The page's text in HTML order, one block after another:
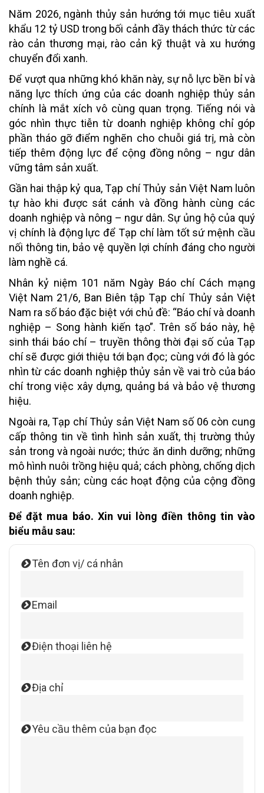
Năm 2026, ngành thủy sản hướng tới mục tiêu xuất
khẩu 12 tỷ USD trong bối cảnh đầy thách thức từ các
rào cản thương mại, rào cản kỹ thuật và xu hướng
chuyển đổi xanh.
Để vượt qua những khó khăn này, sự nỗ lực bền bỉ và
năng lực thích ứng của các doanh nghiệp thủy sản
chính là mắt xích vô cùng quan trọng. Tiếng nói và
góc nhìn thực tiễn từ doanh nghiệp không chỉ góp
phần tháo gỡ điểm nghẽn cho chuỗi giá trị, mà còn
tiếp thêm động lực để cộng đồng nông – ngư dân
vững tâm sản xuất.
Gần hai thập kỷ qua, Tạp chí Thủy sản Việt Nam luôn
tự hào khi được sát cánh và đồng hành cùng các
doanh nghiệp và nông – ngư dân. Sự ủng hộ của quý
vị chính là động lực để Tạp chí làm tốt sứ mệnh cầu
nối thông tin, bảo vệ quyền lợi chính đáng cho người
làm nghề cá.
Nhân kỷ niệm 101 năm Ngày Báo chí Cách mạng
Việt Nam 21/6, Ban Biên tập Tạp chí Thủy sản Việt
Nam ra số báo đặc biệt với chủ đề: “Báo chí và doanh
nghiệp – Song hành kiến tạo”. Trên số báo này, hệ
sinh thái báo chí – truyền thông thời đại số của Tạp
chí sẽ được giới thiệu tới bạn đọc; cùng với đó là góc
nhìn từ các doanh nghiệp thủy sản về vai trò của báo
chí trong việc xây dựng, quảng bá và bảo vệ thương
hiệu.
Ngoài ra, Tạp chí Thủy sản Việt Nam số 06 còn cung
cấp thông tin về tình hình sản xuất, thị trường thủy
sản trong và ngoài nước; thức ăn dinh dưỡng; những
mô hình nuôi trồng hiệu quả; cách phòng, chống dịch
bệnh thủy sản; cùng các hoạt động của cộng đồng
doanh nghiệp.
Để đặt mua báo. Xin vui lòng điền thông tin vào
biểu mẫu sau:
Tên đơn vị/ cá nhân
Email
Điện thoại liên hệ
Địa chỉ
Yêu cầu thêm của bạn đọc